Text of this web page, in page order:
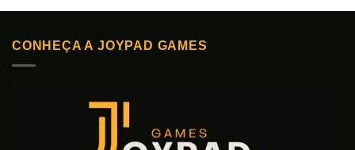
CONHEÇA A JOYPAD GAMES